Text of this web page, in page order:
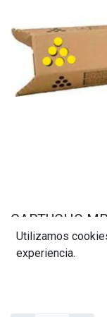
CARTUCHO
YELLOW
Utilizamos
experiencia.